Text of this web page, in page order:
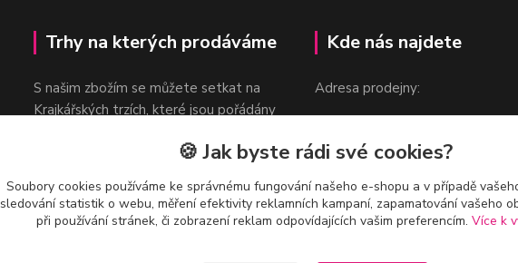
Trhy na kterých prodáváme
S našim zbožím se můžete setkat na
Krajkářských trzích, které jsou pořádány
Kde nás najdete
Adresa prodejny:
v blízkosti stanice Metra B -
Českomoravská
🍪 Jak byste rádi své cookies?
Soubory cookies používáme ke správnému fungování našeho e-shopu a v případě
sledování statistik o webu, měření efektivity reklamních kampaní, zapamatování vašeho
při používání stránek, či zobrazení reklam odpovídajících vašim preferencím. Více k